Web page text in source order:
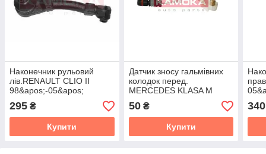
Наконечник рульовий
лів.RENAULT CLIO II
98&apos;-05&apos;
295 ₴
Купити
Датчик зносу гальмівних
колодок перед.
MERCEDES KLASA M
(W163) 98&apos;-05&apos;
50₴
Купити
340